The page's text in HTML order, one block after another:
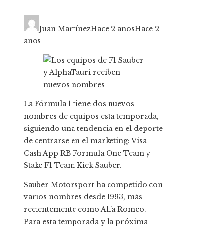
Juan MartínezHace 2 añosHace 2
años
La Fórmula 1 tiene dos nuevos
nombres de equipos esta temporada,
siguiendo una tendencia en el deporte
de centrarse en el marketing: Visa
Cash App RB Formula One Team y
Stake F1 Team Kick Sauber.
Sauber Motorsport ha competido con
varios nombres desde 1993, más
recientemente como Alfa Romeo.
Para esta temporada y la próxima